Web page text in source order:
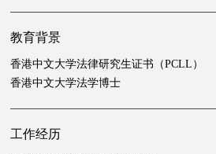
对美国印刷和包装公司Hub Folding
代表高盛Principal Investment Area 的
代表中信农业基金管理有限公司以约
（The Dow Chemical Company）的巴
代表中信银行股份有限公司及其联合
代表中粮国际有限公司（COFCO
教育背景
香港中文大学法律研究生证书（PCLL）
香港中文大学法学博士
工作经历